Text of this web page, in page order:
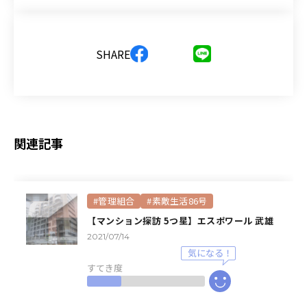
SHARE
関連記事
2021/07/14
【マンション探訪 5つ星】エスポワール 武雄
#管理組合 #素敵生活86号
すてき度